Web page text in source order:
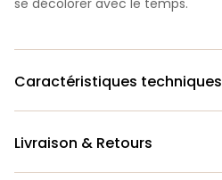
Caractéristiques techniques
Livraison & Retours